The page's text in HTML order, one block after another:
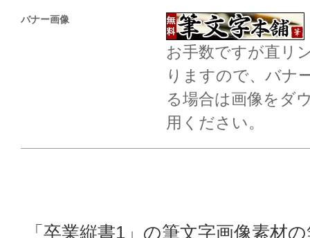
バナー画像
お手数ですが直リ
りますので、バナ
る場合は画像をダ
用ください。
「卒業縦書1」の筆文字画像素材